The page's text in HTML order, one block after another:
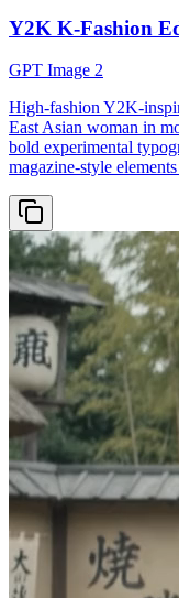
Y2K K-Fashion
GPT Image 2
High-fashion Y2K-
East Asian woman in
bold experimental
magazine-style